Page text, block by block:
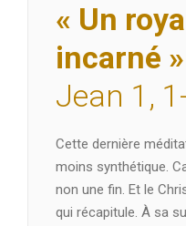
« Un
incarné »
Jean 1,
Cette dernière
moins synthétique.
non une fin. Et le
qui récapitule. À sa